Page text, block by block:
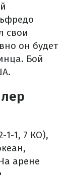
свои
он будет
Бой
1, 7 КО),
арене